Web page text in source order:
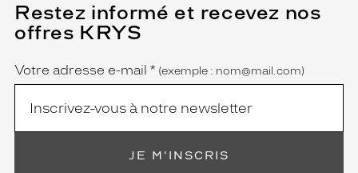
Restez informé et recevez nos
offres KRYS
Name
Votre adresse e-mail *
(Ce
champ
est
obligatoire)
(exemple : nom@mail.com)
JE M'INSCRIS